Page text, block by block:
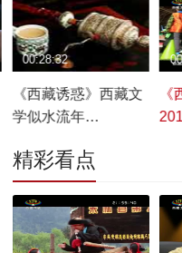
《西藏诱惑》西藏文
学似水流年
00:28:32
《
精彩看点